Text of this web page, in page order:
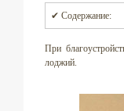
✔ Содержание:
При
лоджий.